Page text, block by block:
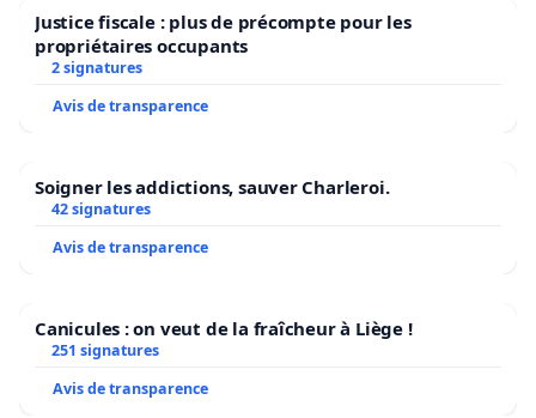
Justice fiscale : plus de précompte pour les
propriétaires occupants
2 signatures
Avis de transparence
Soigner les addictions, sauver Charleroi.
42 signatures
Avis de transparence
Canicules : on veut de la fraîcheur à Liège !
251 signatures
Avis de transparence